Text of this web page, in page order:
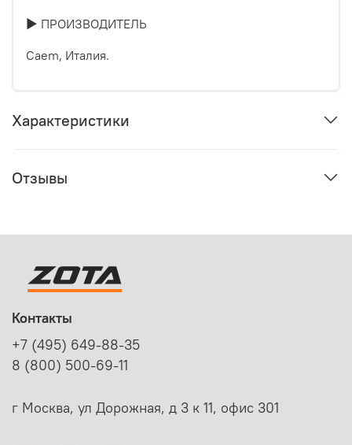
► ПРОИЗВОДИТЕЛЬ
Caem, Италия.
Характеристики
Отзывы
Контакты
+7 (495) 649-88-35
8 (800) 500-69-11
г Москва, ул Дорожная, д 3 к 11, офис 301